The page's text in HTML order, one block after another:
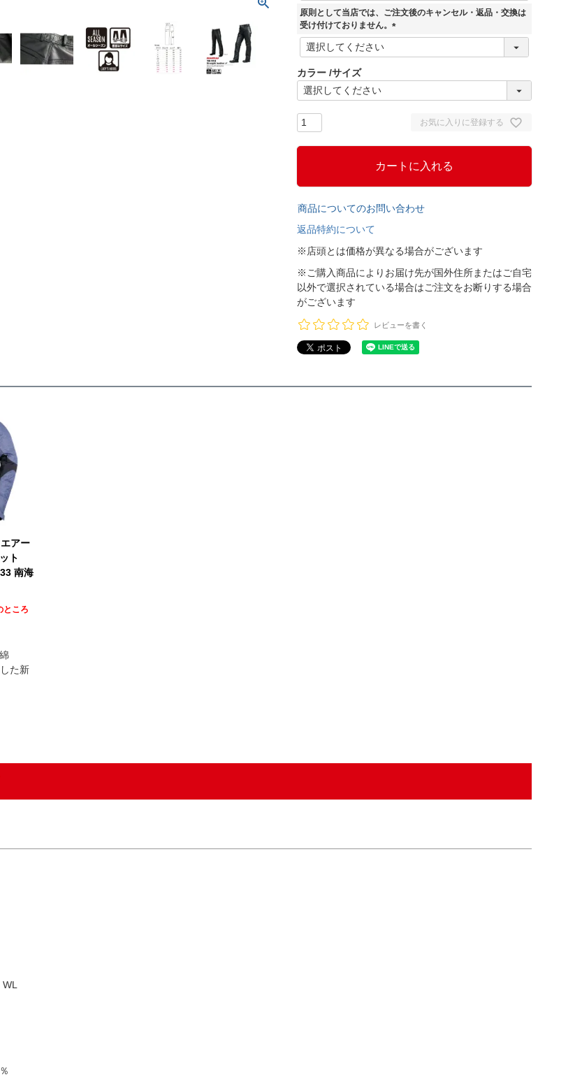
須
原則として当店では、ご注文後のキャンセル・返品・交換は
受け付けておりません。
(
)
カラー サイズ
お気に入りに登録する
カートに入れる
商品についてのお問い合わせ
返品特約について
※店頭とは価格が異なる場合がございます
※ご購入商品によりお届け先が国外住所またはご自宅
以外で選択されている場合はご注文をお断りする場合
がございます
レビューを書く
アー
ト
南海
ところ
た新